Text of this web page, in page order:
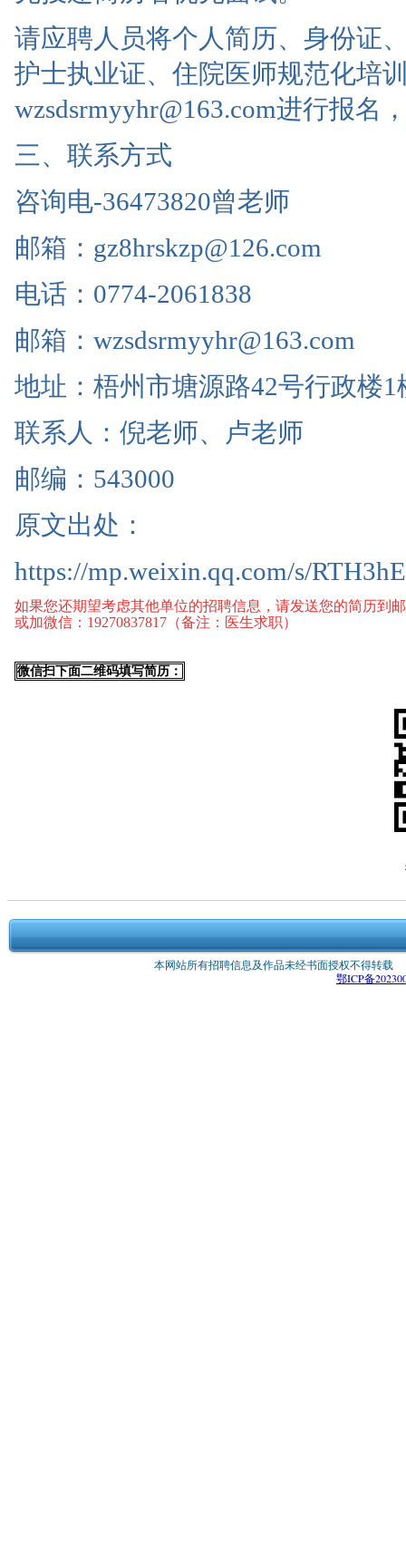
请应聘人员将个人简历、身份证
护士执业证、住院医师规范化培
wzsdsrmyyhr@163.com进行报名
三、联系方式
咨询电-36473820曾老师
邮箱：gz8hrskzp@126.com
电话：0774-2061838
邮箱：wzsdsrmyyhr@163.com
地址：梧州市塘源路42号行政楼1
联系人：倪老师、卢老师
邮编：543000
原文出处：
https://mp.weixin.qq.com/s/
如果您还期望考虑其他单位的招聘信息，请发送您的简历到
或加微信：19270837817（备注：医生求职）
微信扫下面二维码填写简历：
本网站所有招聘信息及作品未经书面授权不得转载
鄂ICP备